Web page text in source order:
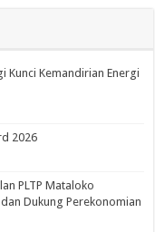
Kunci Kemandirian Energi
2026
PLTP Mataloko
Dukung Perekonomian